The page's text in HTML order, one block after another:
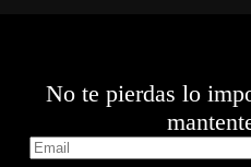
No te pierdas lo